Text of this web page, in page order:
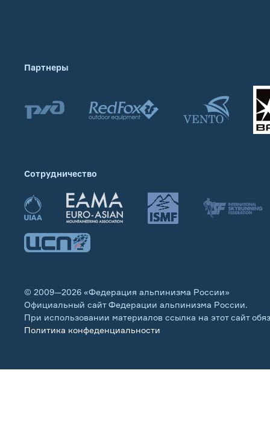
Партнеры
Сотрудничество
© 2009—2026 «Федерация альпинизма России»
Официальный сайт Федерации альпинизма России.
При использовании материалов ссылка на этот сайт
Политика конфеденциальности